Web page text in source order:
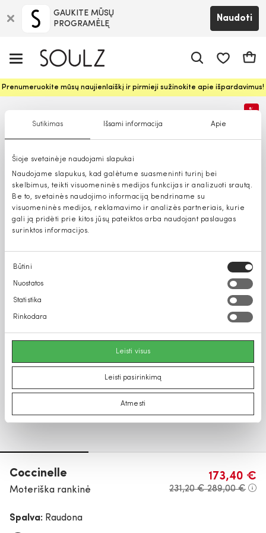
Sutikimas Išsami informacija Apie
Šioje svetainėje naudojami slapukai
Naudojame slapukus, kad galėtume suasmeninti turinį bei
skelbimus, teikti visuomeninės medijos funkcijas ir analizuoti srautą.
Be to, svetainės naudojimo informaciją bendriname su
visuomeninės medijos, reklamavimo ir analizės partneriais, kurie
gali ją pridėti prie kitos jūsų pateiktos arba naudojant paslaugas
surinktos informacijos.
Sutikimo
pasirinkimas
Būtini
Nuostatos
Statistika
Rinkodara
Leisti visus
Leisti pasirinkimą
Atmesti
GAUKITE MŪSŲ
PROGRAMĖLĘ
Naudoti
Prenumeruokite mūsų naujienlaiškį ir pirmieji sužinokite apie išpardavimus!
%
Coccinelle
Moteriška rankinė
173,40 €
231,20 €289,00 €
Spalva: Raudona